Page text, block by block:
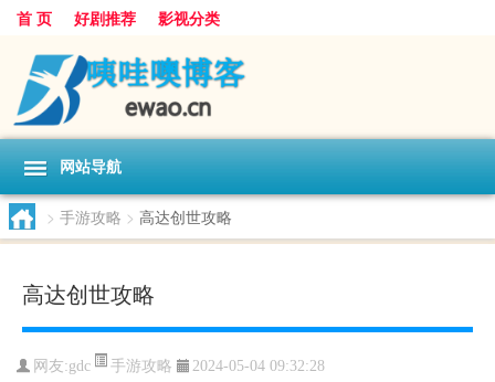
首 页 好剧推荐 影视分类
网站导航
> 手游攻略 > 高达创世攻略
高达创世攻略
网友:gdc 手游攻略 2024-05-04 09:32:28